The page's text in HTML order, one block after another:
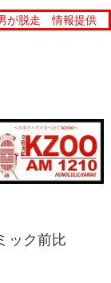
脱走 情報提供
ック前比